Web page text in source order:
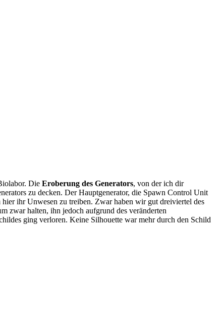
Die Eroberung des Generators, von der ich dir
zu decken. Der Hauptgenerator, die Spawn Control Unit
ihr Unwesen zu treiben. Zwar haben wir gut dreiviertel des
zwar halten, ihn jedoch aufgrund des veränderten
ging verloren. Keine Silhouette war mehr durch den Schild